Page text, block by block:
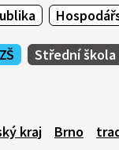
Střední škola
kraj Brno